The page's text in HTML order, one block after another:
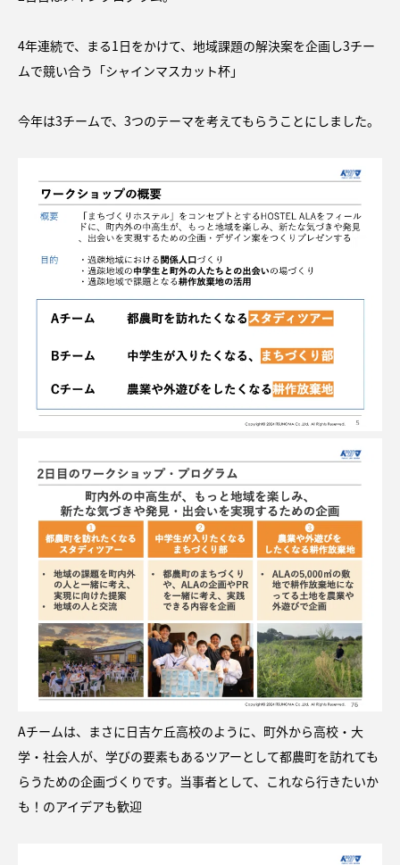
4年連続で、まる1日をかけて、地域課題の解決案を企画し3チー
ムで競い合う「シャインマスカット杯」
今年は3チームで、3つのテーマを考えてもらうことにしました。
Aチームは、まさに日吉ケ丘高校のように、町外から高校・大
学・社会人が、学びの要素もあるツアーとして都農町を訪れても
らうための企画づくりです。当事者として、これなら行きたいか
も！のアイデアも歓迎